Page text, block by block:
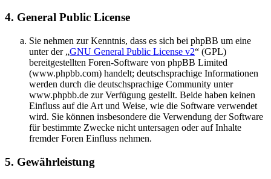
4. General Public License
Sie nehmen zur Kenntnis, dass es sich bei phpBB um eine
unter der „GNU General Public License v2“ (GPL)
bereitgestellten Foren-Software von phpBB Limited
(www.phpbb.com) handelt; deutschsprachige Informationen
werden durch die deutschsprachige Community unter
www.phpbb.de zur Verfügung gestellt. Beide haben keinen
Einfluss auf die Art und Weise, wie die Software verwendet
wird. Sie können insbesondere die Verwendung der Software
für bestimmte Zwecke nicht untersagen oder auf Inhalte
fremder Foren Einfluss nehmen.
5. Gewährleistung